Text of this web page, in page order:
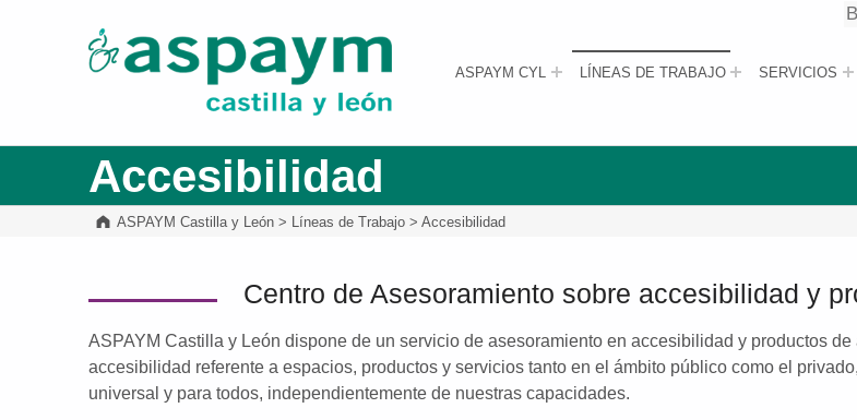
ASPAYM Castilla y León
ASPAYM CYL LÍNEAS DE TRABAJO SERVICIOS
Accesibilidad
ASPAYM Castilla y León > Líneas de Trabajo >Accesibilidad
Centro de Asesoramiento sobre accesibilidad y
ASPAYM Castilla y León dispone de un servicio de asesoramiento en accesibilidad y productos
accesibilidad referente a espacios, productos y servicios tanto en el ámbito público como el
universal y para todos, independientemente de nuestras capacidades.